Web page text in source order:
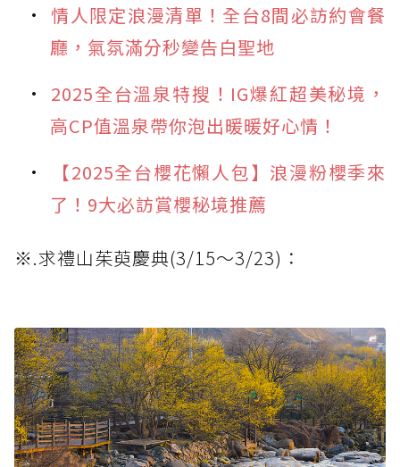
情人限定浪漫清單！全台8間必訪約會餐
廳，氣氛滿分秒變告白聖地
2025全台溫泉特搜！IG爆紅超美秘境，
高CP值溫泉帶你泡出暖暖好心情！
【2025全台櫻花懶人包】浪漫粉櫻季來
了！9大必訪賞櫻秘境推薦
※.求禮山茱萸慶典(3/15～3/23)：